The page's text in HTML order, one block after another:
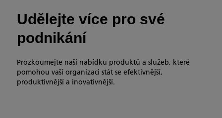
Udělejte více pro své
podnikání
Prozkoumejte naši nabídku produktů a služeb, které
pomohou vaší organizaci stát se efektivnější,
produktivnější a inovativnější.